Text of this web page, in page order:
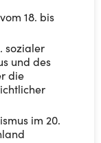
18. bis
sozialer
und des
die
im 20.